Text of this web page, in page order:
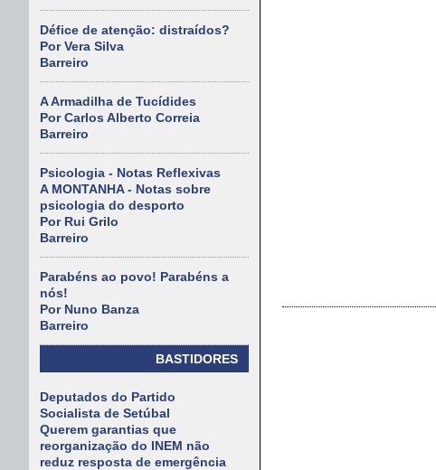
Défice de atenção: distraídos?
Por Vera Silva
Barreiro
A Armadilha de Tucídides
Por Carlos Alberto Correia
Barreiro
Psicologia - Notas Reflexivas
A MONTANHA - Notas sobre
psicologia do desporto
Por Rui Grilo
Barreiro
Parabéns ao povo! Parabéns a
nós!
Por Nuno Banza
Barreiro
BASTIDORES
Deputados do Partido
Socialista de Setúbal
Querem garantias que
reorganização do INEM não
reduz resposta de emergência